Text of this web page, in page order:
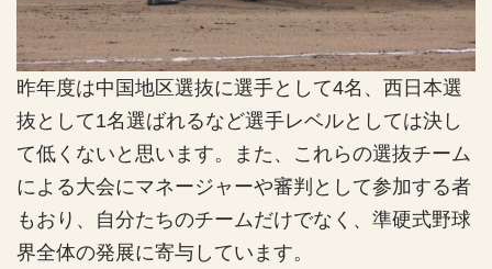
昨年度は中国地区選抜に選手として4名、西日本選
抜として1名選ばれるなど選手レベルとしては決し
て低くないと思います。また、これらの選抜チーム
による大会にマネージャーや審判として参加する者
もおり、自分たちのチームだけでなく、準硬式野球
界全体の発展に寄与しています。